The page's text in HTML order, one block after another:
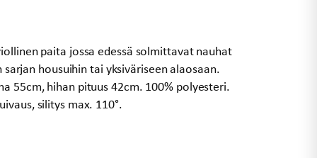
paita jossa edessä solmittavat nauhat
housuihin tai yksiväriseen alaosaan.
55cm, hihan pituus 42cm. 100% polyesteri.
silitys max. 110°.